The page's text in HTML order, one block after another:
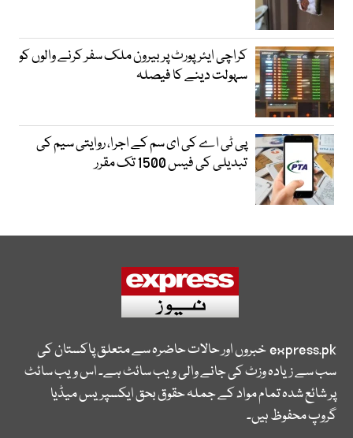
کراچی ایئرپورٹ پر بیرون ملک سفر کرنے والوں کو
سہولت دینے کا فیصلہ
پی ٹی اے کی ای سم کے اجرا، روایتی سیم کی
تبدیلی کی فیس 1500 تک مقرر
express.pkخبروں اور حالات حاضرہ سے متعلق پاکستان کی
سب سے زیادہ وزٹ کی جانے والی ویب سائٹ ہے۔ اس ویب سائٹ
پر شائع شدہ تمام مواد کے جملہ حقوق بحق ایکسپریس میڈیا
گروپ محفوظ ہیں۔